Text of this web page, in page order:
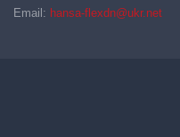
Email: hansa-flexdn@ukr.net